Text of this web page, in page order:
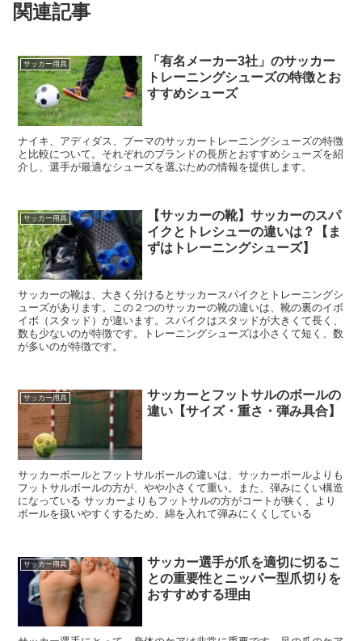
関連記事
サッカー用具
「有名メーカー3社」のサッカー
トレーニングシューズの特徴とお
すすめシューズ
ナイキ、アディダス、プーマのサッカートレーニングシューズの特徴
と比較について。それぞれのブランドの長所とおすすめシューズを紹
介し、選手が最適なシューズを選ぶための情報を提供します。
サッカー用具
【サッカーの靴】サッカーのスパ
イクとトレシューの違いは？【ま
ずはトレーニングシューズ】
サッカーの靴は、大きく分けるとサッカースパイクとトレーニングシ
ューズがあります。この２つのサッカーの靴の違いは、靴の裏のイボ
イボ（スタッド）が違います。スパイクはスタッドが大きくて長く、
数も少ないのが特徴です。トレーニングシューズは小さくて短く、数
が多いのが特徴です。
サッカー用具
サッカーとフットサルのボールの
違い【サイズ・重さ・弾み具合】
サッカーボールとフットサルボールの違いは、サッカーボールよりも
フットサルボールの方が、やや小さくて重い。また、弾みにくい構造
になっている サッカーよりもフットサルの方がコートが狭く、より
ボールを扱いやすくするため、綿を入れて弾みにくくしている
サッカー用具
サッカー選手が爪を適切に切るこ
との重要性とニッパー型爪切りを
おすすめする理由